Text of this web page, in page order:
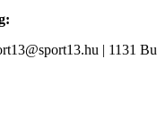
| 1131